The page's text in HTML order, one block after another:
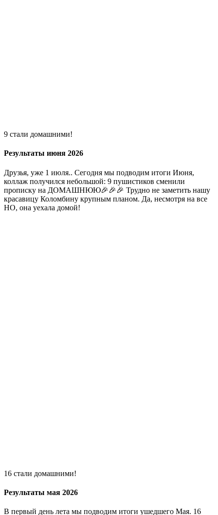
9 стали домашними!
Результаты июня 2026
Друзья, уже 1 июля.. Сегодня мы подводим итоги Июня,
коллаж получился небольшой: 9 пушистиков сменили
прописку на ДОМАШНЮЮ🎉🎉🎉 Трудно не заметить нашу
красавицу Коломбину крупным планом. Да, несмотря на все
НО, она уехала домой!
16 стали домашними!
Результаты мая 2026
В первый день лета мы подводим итоги ушедшего Мая. 16